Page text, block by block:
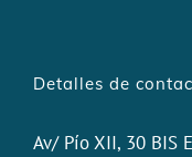
Detalles de
Av/ Pío XII, 30 BIS